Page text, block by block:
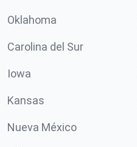
Oklahoma
Carolina del Sur
Iowa
Kansas
Nueva México